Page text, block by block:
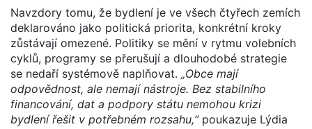
Navzdory tomu, že bydlení je ve všech čtyřech zemích
deklarováno jako politická priorita, konkrétní kroky
zůstávají omezené. Politiky se mění v rytmu volebních
cyklů, programy se přerušují a dlouhodobé strategie
se nedaří systémově naplňovat. „Obce mají
odpovědnost, ale nemají nástroje. Bez stabilního
financování, dat a podpory státu nemohou krizi
bydlení řešit v potřebném rozsahu,“poukazuje Lýdia